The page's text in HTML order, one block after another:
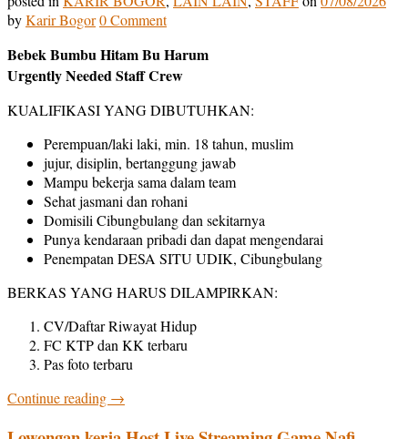
byKarir Bogor0 Comment
Bebek Bumbu Hitam Bu Harum
Urgently Needed Staff Crew
KUALIFIKASI YANG DIBUTUHKAN:
Perempuan/laki laki, min. 18 tahun, muslim
jujur, disiplin, bertanggung jawab
Mampu bekerja sama dalam team
Sehat jasmani dan rohani
Domisili Cibungbulang dan sekitarnya
Punya kendaraan pribadi dan dapat mengendarai
Penempatan DESA SITU UDIK, Cibungbulang
BERKAS YANG HARUS DILAMPIRKAN:
CV/Daftar Riwayat Hidup
FC KTP dan KK terbaru
Pas foto terbaru
Continue reading →